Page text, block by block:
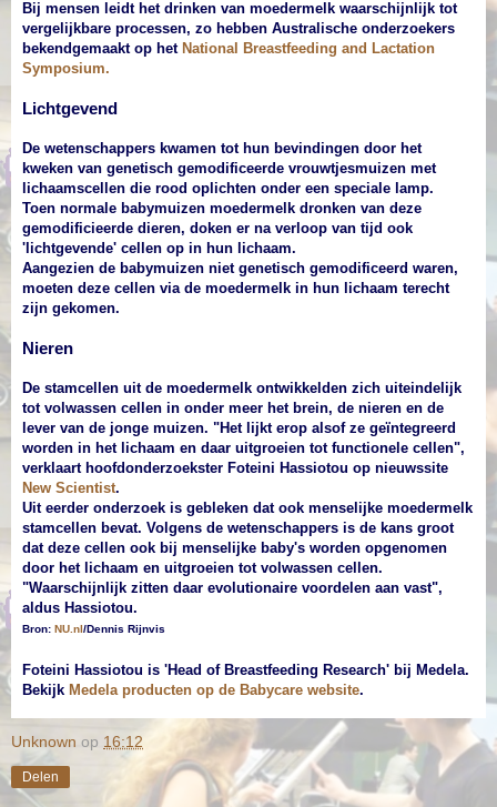
Bij mensen leidt het drinken van moedermelk waarschijnlijk tot
vergelijkbare processen, zo hebben Australische onderzoekers
bekendgemaakt op het National Breastfeeding and Lactation
Symposium.
Lichtgevend
De wetenschappers kwamen tot hun bevindingen door het
kweken van genetisch gemodificeerde vrouwtjesmuizen met
lichaamscellen die rood oplichten onder een speciale lamp.
Toen normale babymuizen moedermelk dronken van deze
gemodificieerde dieren, doken er na verloop van tijd ook
'lichtgevende' cellen op in hun lichaam.
Aangezien de babymuizen niet genetisch gemodificeerd waren,
moeten deze cellen via de moedermelk in hun lichaam terecht
zijn gekomen.
Nieren
De stamcellen uit de moedermelk ontwikkelden zich uiteindelijk
tot volwassen cellen in onder meer het brein, de nieren en de
lever van de jonge muizen. "Het lijkt erop alsof ze geïntegreerd
worden in het lichaam en daar uitgroeien tot functionele cellen",
verklaart hoofdonderzoekster Foteini Hassiotou op nieuwssite
New Scientist.
Uit eerder onderzoek is gebleken dat ook menselijke moedermelk
stamcellen bevat. Volgens de wetenschappers is de kans groot
dat deze cellen ook bij menselijke baby's worden opgenomen
door het lichaam en uitgroeien tot volwassen cellen.
"Waarschijnlijk zitten daar evolutionaire voordelen aan vast",
aldus Hassiotou.
Bron: NU.nl/Dennis Rijnvis
Foteini Hassiotou is 'Head of Breastfeeding Research' bij Medela.
Bekijk Medela producten op de Babycare website.
Unknown op 16:12
Delen